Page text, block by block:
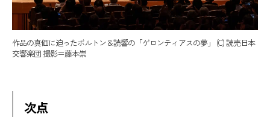
作品の真価に迫ったボルトン＆読響の「ゲロンティアスの夢」 (C) 読売日本
交響楽団 撮影＝藤本崇
次点